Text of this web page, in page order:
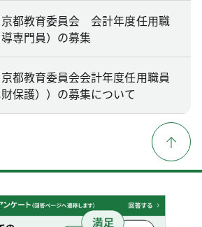
都教育委員会 会計年度任用職
専門員）の募集
都教育委員会会計年度任用職員
財保護））の募集について